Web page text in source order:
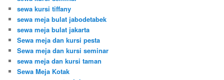
sewa kursi tiffany
sewa meja bulat jabodetabek
sewa meja bulat jakarta
Sewa meja dan kursi pesta
Sewa meja dan kursi seminar
sewa meja dan kursi taman
Sewa Meja Kotak